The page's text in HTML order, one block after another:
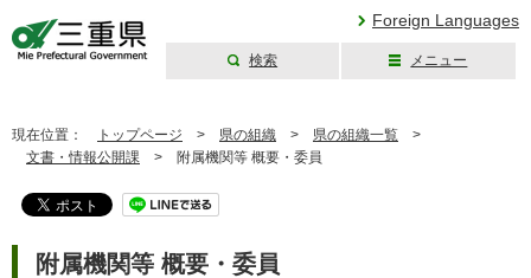
Foreign Languages
検索 メニュー
現在位置： トップページ > 県の組織 > 県の組織一覧 >
文書・情報公開課 > 附属機関等 概要・委員
附属機関等 概要・委員